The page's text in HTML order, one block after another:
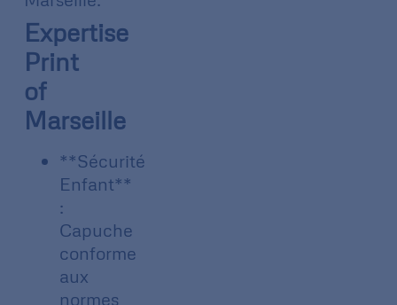
Expertise
Print
of
Marseille
**Sécurité
Enfant**
:
Capuche
conforme
aux
normes